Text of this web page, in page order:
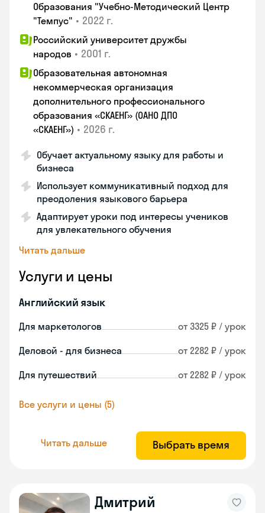
Образования "Учебно-Методический Центр
"Темпус" • 2022 г.
Российский университет дружбы
народов • 2001 г.
Образовательная автономная
некоммерческая организация
дополнительного профессионального
образования «СКАЕНГ» (ОАНО ДПО
«СКАЕНГ») • 2026 г.
Обучает актуальному языку для работы и
бизнеса
Использует коммуникативный подход для
преодоления языкового барьера
Адаптирует уроки под интересы учеников
для увлекательного обучения
Читать дальше
Услуги и цены
Английский язык
Для маркетологов от 3325 ₽ / урок
Деловой - для бизнеса от 2282 ₽ / урок
Для путешествий от 2282 ₽ / урок
Все услуги и цены (5)
Читать дальше Выбрать время
Дмитрий